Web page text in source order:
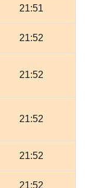
21:51
21:52
21:52
21:52
21:52
21:52